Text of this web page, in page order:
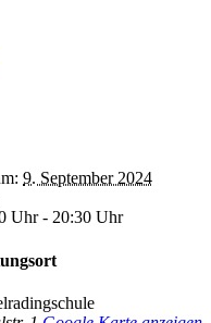
9. September 2024
Uhr - 20:30 Uhr